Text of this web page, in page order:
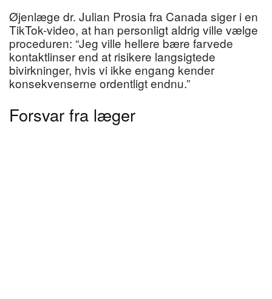
Øjenlæge dr. Julian Prosia fra Canada siger i en
TikTok-video, at han personligt aldrig ville vælge
proceduren: “Jeg ville hellere bære farvede
kontaktlinser end at risikere langsigtede
bivirkninger, hvis vi ikke engang kender
konsekvenserne ordentligt endnu.”
Forsvar fra læger